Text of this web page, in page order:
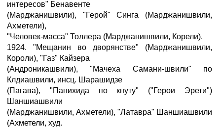
интересов" Бенавенте
(Марджанишвили), "Герой" Синга (Марджанишвили,
Ахметели),
"Человек-масса" Толлера (Марджанишвили, Корели).
1924. "Мещанин во дворянстве" (Марджанишвили,
Короли), "Газ" Кайзера
(Андроникашвили), "Мачеха Самани-швили" по
Клдиашвили, инсц. Шарашидзе
(Пагава), "Панихида по кнуту" ("Герои Эрети")
Шаншиашвили
(Марджанишвили, Ахметели), "Латавра" Шаншиашвили
(Ахметели, худ.